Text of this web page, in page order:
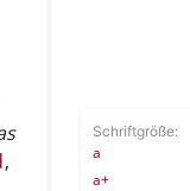
,
Schriftgröße:
a
a+